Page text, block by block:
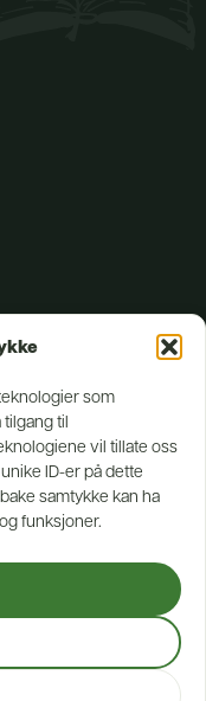
som
til
vil tillate oss
ID-er på dette
samtykke kan ha
funksjoner.